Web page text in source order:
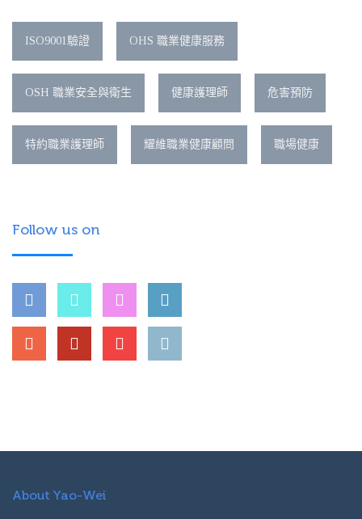
ISO9001驗證 OHS 職業健康服務
OSH 職業安全與衛生 健康護理師 危害預防
特約職業護理師 耀維職業健康顧問 職場健康
Follow us on
About Yao-Wei